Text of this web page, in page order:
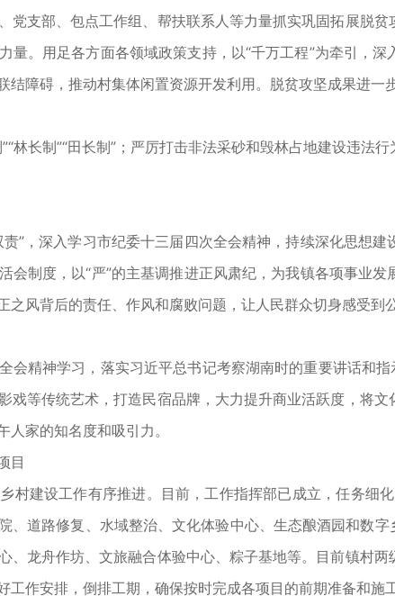
支部、包点工作组、帮扶联系人等力量抓实巩固拓展脱贫
量。用足各方面各领域政策支持，以“千万工程”为牵引，
障碍，推动村集体闲置资源开发利用。脱贫攻坚成果进一
长制”“田长制”；严厉打击非法采砂和毁林占地建设违法
，深入学习市纪委十三届四次全会精神，持续深化思想建
会制度，以“严”的主基调推进正风肃纪，为我镇各项事业
风背后的责任、作风和腐败问题，让人民群众切身感受到
精神学习，落实习近平总书记考察湖南时的重要讲话和指
戏等传统艺术，打造民宿品牌，大力提升商业活跃度，将
家的知名度和吸引力。
目
建设工作有序推进。目前，工作指挥部已成立，任务细
、道路修复、水域整治、文化体验中心、生态酿酒园和数
、龙舟作坊、文旅融合体验中心、粽子基地等。目前镇村
作安排，倒排工期，确保按时完成各项目的前期准备和施工